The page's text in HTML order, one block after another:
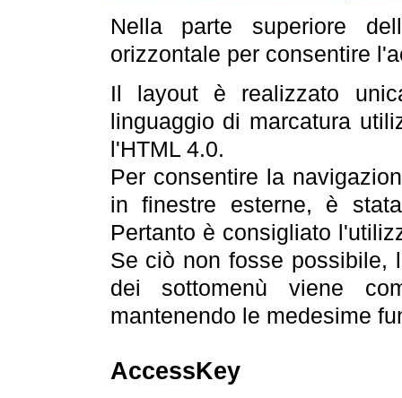
Nella parte superiore
orizzontale per consentire
Il layout è realizzato
linguaggio di marcatura
l'HTML 4.0.
Per consentire la
in finestre esterne, è
Pertanto è consigliato
Se ciò non fosse possibile,
dei sottomenù viene
mantenendo le medesime
AccessKey